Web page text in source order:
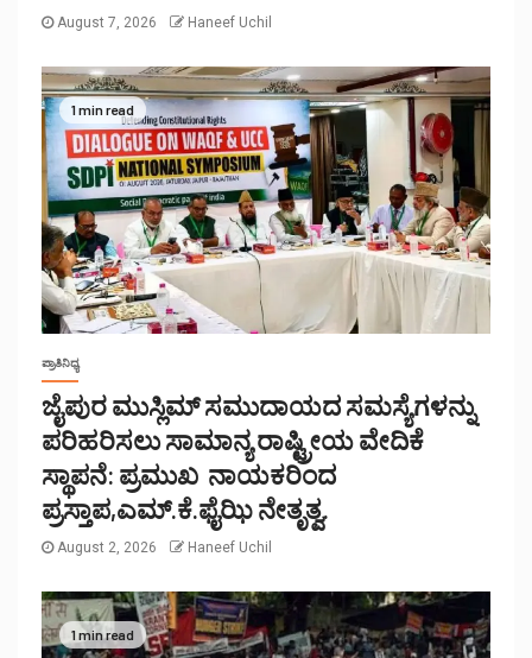
August 7, 2026 Haneef Uchil
1 min read
ಪ್ರಾತಿನಿಧ್ಯ
ಜೈಪುರ ಮುಸ್ಲಿಮ್ ಸಮುದಾಯದ ಸಮಸ್ಯೆಗಳನ್ನು
ಪರಿಹರಿಸಲು ಸಾಮಾನ್ಯ ರಾಷ್ಟ್ರೀಯ ವೇದಿಕೆ
ಸ್ಥಾಪನೆ: ಪ್ರಮುಖ ನಾಯಕರಿಂದ
ಪ್ರಸ್ತಾಪ,ಎಮ್.ಕೆ.ಫೈಝಿ ನೇತೃತ್ವ.
August 2, 2026 Haneef Uchil
1 min read